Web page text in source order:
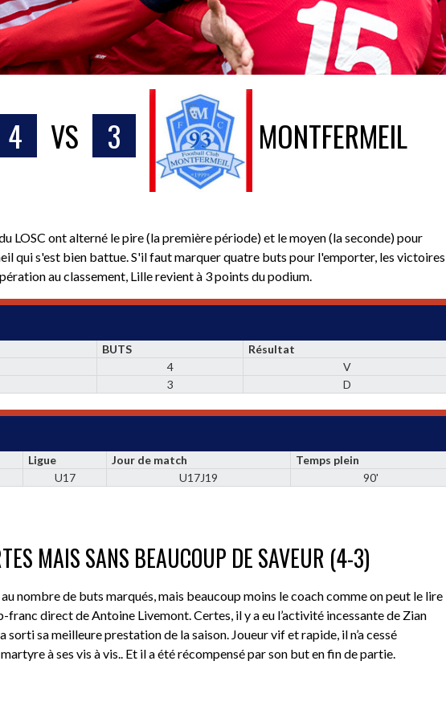
4 VS 3 MONTFERMEIL
LOSC ont alterné le pire (la première période) et le moyen (la seconde) pour
qui s'est bien battue. S'il faut marquer quatre buts pour l'emporter, les victoires
au classement, Lille revient à 3 points du podium.
BUTS
Résultat
4
V
3 D
Ligue Jour de match
Temps plein
U17 U17J19 90'
MAIS SANS BEAUCOUP DE SAVEUR (4-3)
nombre de buts marqués, mais beaucoup moins le coach comme on peut le lire
franc direct de Antoine Livemont. Certes, il y a eu l’activité incessante de Zian
sa meilleure prestation de la saison. Joueur vif et rapide, il n’a cessé
à ses vis à vis.. Et il a été récompensé par son but en fin de partie.